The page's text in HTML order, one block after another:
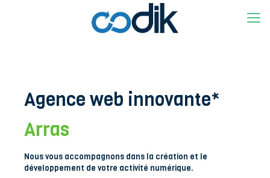
Agence web innovante*
Arras
Nous vous accompagnons dans la création et le
développement de votre activité numérique.